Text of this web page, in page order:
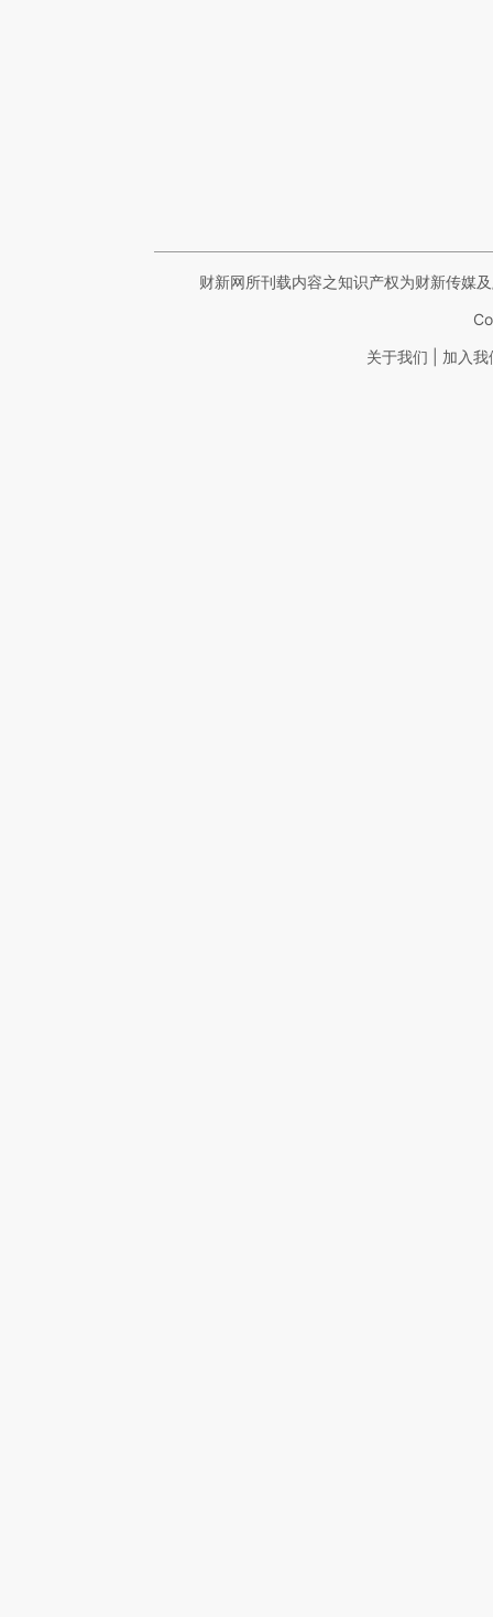
财新网所刊载内容之知识产权为财新传媒
关于我们 加入我